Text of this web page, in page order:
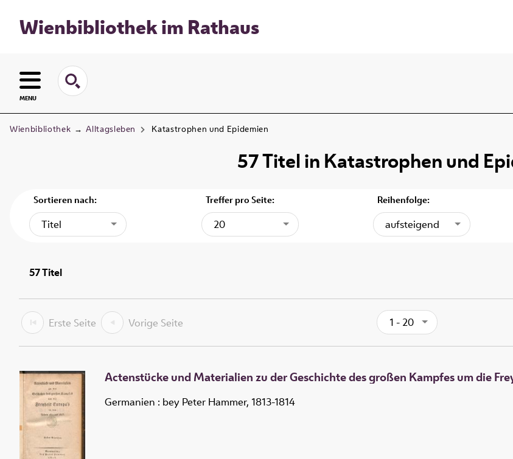
Wienbibliothek im Rathaus
MENU
Wienbibliothek → Alltagsleben Katastrophen und Epidemien
57Titelin Katastrophen und
Sortieren nach:
Titel
Treffer pro Seite:
20
Reihenfolge:
aufsteigend
57Titel
Erste Seite Vorige Seite 1 - 20
Actenstücke und Materialien zu der Geschichte des großen Kampfes um die
Germanien : bey Peter Hammer, 1813-1814